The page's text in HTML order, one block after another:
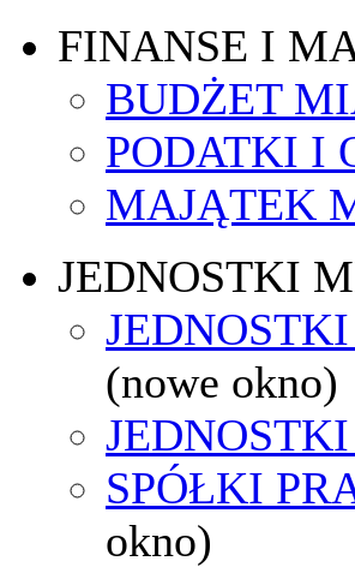
FINANSE I
BUDŻET
PODATKI I
MAJĄTEK
JEDNOSTKI
(nowe okno)
SPÓŁKI
okno)